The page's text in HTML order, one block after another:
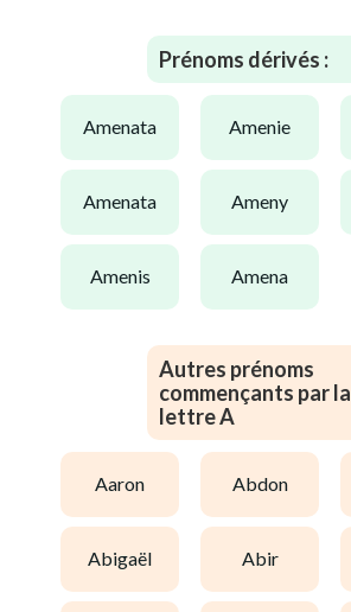
Prénoms dérivés :
amenata amenie
amenata ameny
amenis amena
Autres prénoms
commençants par la
lettre A
aaron abdon
abigaël abir